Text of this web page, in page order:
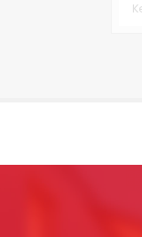
Bergarans